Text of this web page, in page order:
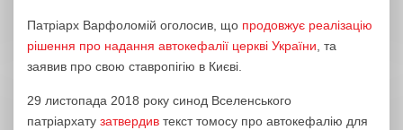
Патріарх Варфоломій оголосив, що продовжує реалізацію
рішення про надання автокефалії церкві України, та
заявив про свою ставропігію в Києві.
29 листопада 2018 року синод Вселенського
патріархату затвердив текст томосу про автокефалію для